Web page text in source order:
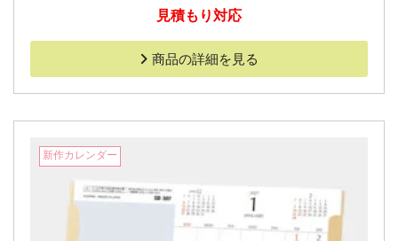
見積もり対応
商品の詳細を見る
新作カレンダー